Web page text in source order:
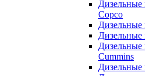
Дизельные
Copco
Дизельные
Дизельные
Дизельные
Cummins
Дизельные